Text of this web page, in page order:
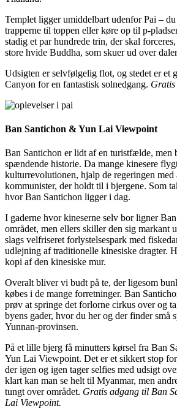
Templet ligger umiddelbart udenfor Pai –
trapperne til toppen eller køre op til p-
stadig et par hundrede trin, der skal
store hvide Buddha, som skuer ud over
Udsigten er selvfølgelig flot, og stedet er et
Canyon for en fantastisk solnedgang.
Ban Santichon & Yun Lai Viewpoint
Ban Santichon er lidt af en turistfælde, men
spændende historie. Da mange kinesere
kulturrevolutionen, hjalp de regeringen med
kommunister, der holdt til i bjergene. Som
hvor Ban Santichon ligger i dag.
I gaderne hvor kineserne selv bor ligner
området, men ellers skiller den sig markant
slags velfriseret forlystelsespark med
udlejning af traditionelle kinesiske dragter.
kopi af den kinesiske mur.
Overalt bliver vi budt på te, der ligesom
købes i de mange forretninger. Ban
prøv at springe det forlorne cirkus over og
byens gader, hvor du her og der finder små
Yunnan-provinsen.
På et lille bjerg få minutters kørsel fra Ban
Yun Lai Viewpoint. Det er et sikkert stop
der igen og igen tager selfies med udsigt
klart kan man se helt til Myanmar, men
tungt over området. Gratis adgang til Ban
Lai Viewpoint.